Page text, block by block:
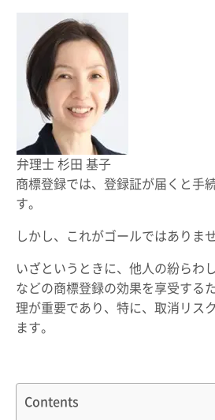
弁理士 杉田 基子
商標登録では、登録証が届くと手
す。
しかし、これがゴールではありませ
いざというときに、他人の紛らわ
などの商標登録の効果を享受する
理が重要であり、特に、取消リス
ます。
Contents